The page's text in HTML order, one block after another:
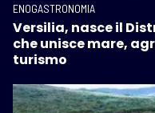
ENOGASTRONOMIA
Versilia, nasce il
che unisce mare,
turismo